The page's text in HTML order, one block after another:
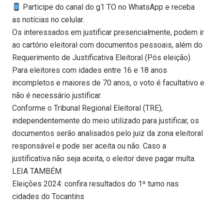
Participe do canal do g1 TO no WhatsApp e receba
as notícias no celular.
Os interessados em justificar presencialmente, podem ir
ao cartório eleitoral com documentos pessoais, além do
Requerimento de Justificativa Eleitoral (Pós eleição).
Para eleitores com idades entre 16 e 18 anos
incompletos e maiores de 70 anos, o voto é facultativo e
não é necessário justificar.
Conforme o Tribunal Regional Eleitoral (TRE),
independentemente do meio utilizado para justificar, os
documentos serão analisados pelo juiz da zona eleitoral
responsável e pode ser aceita ou não. Caso a
justificativa não seja aceita, o eleitor deve pagar multa.
LEIA TAMBÉM
Eleições 2024: confira resultados do 1º turno nas
cidades do Tocantins